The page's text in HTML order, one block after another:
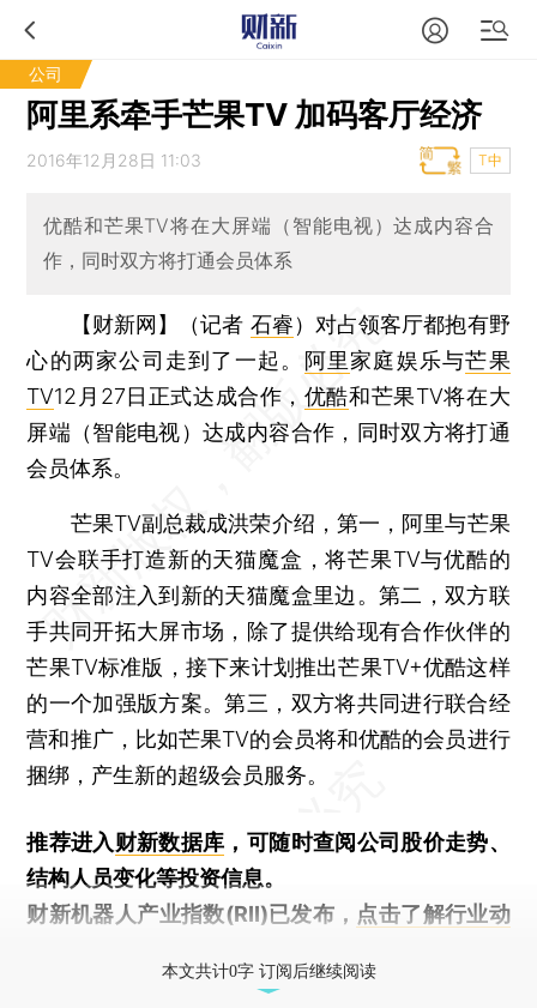
公司
阿里系牵手芒果TV 加码客厅经济
2016年12月28日 11:03 T中
优酷和芒果TV将在大屏端（智能电视）达成内容合
作，同时双方将打通会员体系
【财新网】（记者 石睿） 对占领客厅都抱有野
心的两家公司走到了一起。 阿里家庭娱乐与芒果
TV12月27日正式达成合作， 优酷和芒果TV将在大
屏端（智能电视）达成内容合作，同时双方将打通
会员体系。
芒果TV副总裁成洪荣介绍，第一，阿里与芒果
TV会联手打造新的天猫魔盒，将芒果TV与优酷的
内容全部注入到新的天猫魔盒里边。第二，双方联
手共同开拓大屏市场，除了提供给现有合作伙伴的
芒果TV标准版，接下来计划推出芒果TV+优酷这样
的一个加强版方案。第三，双方将共同进行联合经
营和推广，比如芒果TV的会员将和优酷的会员进行
捆绑，产生新的超级会员服务。
推荐进入财新数据库 ，可随时查阅公司股价走势、
结构人员变化等投资信息。
财新机器人产业指数(RII)已发布， 点击了解行业动
本文共计0字 订阅后继续阅读